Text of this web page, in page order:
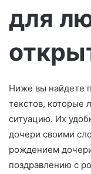
для
Ниже вы найдете
текстов, которые
ситуацию. Их
дочери своими
рождением
поздравлению с